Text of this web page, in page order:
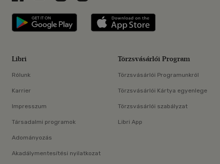
Libri applikáció Szerezd meg: Google
Libri
Rólunk
Karrier
Impresszum
Társadalmi programok
Adományozás
Akadálymentesítési nyilatkozat
Törzsvásárlói Program
Törzsvásárlói Programunkról
Törzsvásárlói Kártya egyenlege
Törzsvásárlói szabályzat
Libri App